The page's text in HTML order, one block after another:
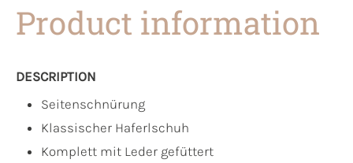
Product information
DESCRIPTION
Seitenschnürung
Klassischer Haferlschuh
Komplett mit Leder gefüttert